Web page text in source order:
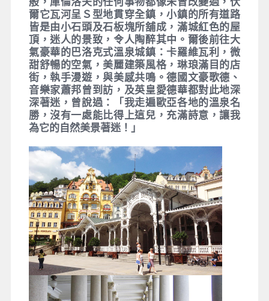
爾它瓦河呈Ｓ型地貫穿全鎮，小鎮的所有道路
皆是由小石頭及石板塊所舖成，滿城紅色的屋
頂，迷人的景致，令人陶醉其中。爾後前往大
氣豪華的巴洛克式溫泉城鎮：卡羅維瓦利，微
甜舒暢的空氣，美麗建築風格，琳琅滿目的店
街，執手漫遊，與美感共鳴。德國文豪歌德、
音樂家蕭邦曾到訪，及英皇愛德華都對此地深
深著迷，曾說過：「我走遍歐亞各地的溫泉名
勝，沒有一處能比得上這兒，充滿詩意，讓我
為它的自然美景著迷！」